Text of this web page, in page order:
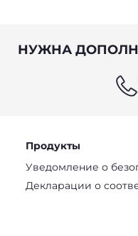
НУЖНА
Продукты
Уведомление о
Декларации о